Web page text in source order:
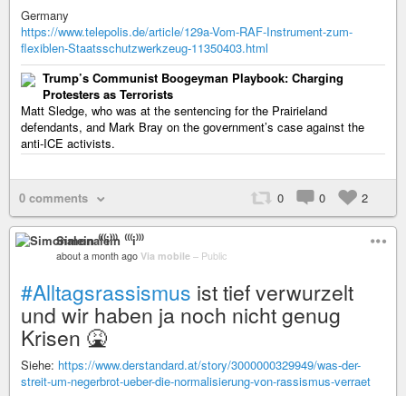
Germany
https://www.telepolis.de/article/129a-Vom-RAF-Instrument-zum-
flexiblen-Staatsschutzwerkzeug-11350403.html
Trump’s Communist Boogeyman Playbook: Charging
Protesters as Terrorists
Matt Sledge, who was at the sentencing for the Prairieland
defendants, and Mark Bray on the government’s case against the
anti-ICE activists.
0 comments 0 0 2
Simonalein ⁽⁽⁽i⁾⁾⁾
about a month ago Via mobile – Public
#Alltagsrassismus ist tief verwurzelt
und wir haben ja noch nicht genug
Krisen 🤮
Siehe: https://www.derstandard.at/story/3000000329949/was-der-
streit-um-negerbrot-ueber-die-normalisierung-von-rassismus-verraet